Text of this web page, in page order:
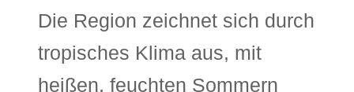
Die Region zeichnet sich durch
tropisches Klima aus, mit
heißen, feuchten Sommern